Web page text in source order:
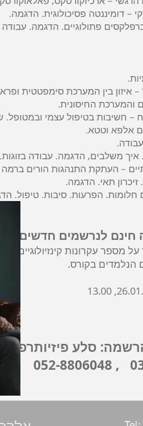
– דומיננטה פסיכולוגית. הדגמה.
פתולוגיים. הדגמה. עבודה
איזון בין המערכת סימפטטית
והמערכת החיסונית.
– חשיבות בטיפול עצמי
אלפא וטטא.
איך משלבים, הדגמה. עבודה בזוגות.
– העתקת התנהגות הורים ברמה
זיכרון תאי. הדגמה.
חלומות. הפרעות. סיבות. טיפול.
לנרשמים חדשים!
מספר עקרונות קינזיולוגיים
הנלמדים בקורס.
סלע פיזיותרפיה
03-